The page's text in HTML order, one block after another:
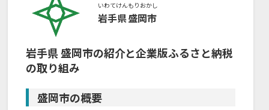
いわてけん
岩手県
もりおかし
盛岡市
岩手県盛岡市の紹介と企業版ふるさと納税
の取り組み
盛岡市の概要